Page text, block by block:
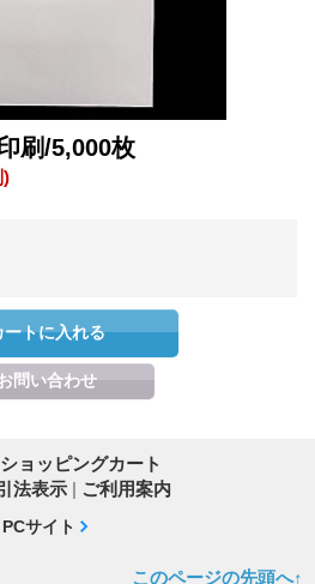
刷/5,000枚
)
ショッピングカート
法表示 | ご利用案内
PCサイト
このページの先頭へ↑